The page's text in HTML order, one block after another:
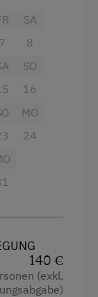
Die
Start in
im
7
SA
8
SO
16
MO
24
140 €
(exkl.